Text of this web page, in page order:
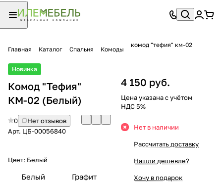
Главная Каталог Спальня Комоды
комод "тефия" км-02
Новинка
Комод "Тефия"
КМ-02 (Белый)
0
Нет отзывов
Арт. ЦБ-00056840
Цвет: Белый
Белый Графит
4 150 руб.
Цена указана с учётом
НДС 5%
Нет в наличии
Рассчитать доставку
Нашли дешевле?
Хочу в подарок